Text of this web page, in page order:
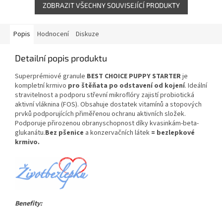
ZOBRAZIT VŠECHNY SOUVISEJÍCÍ PRODUKTY
Popis Hodnocení Diskuze
Detailní popis produktu
Superprémiové granule BEST CHOICE PUPPY STARTERje
kompletní krmivo pro štěňata po odstavení od kojení. Ideální
stravitelnost a podporu střevní mikroflóry zajistí probiotická
aktivní vláknina (FOS). Obsahuje dostatek vitamínů a stopových
prvků podporujících přiměřenou ochranu aktivních složek.
Podporuje přirozenou obranyschopnost díky kvasinkám-beta-
glukanátu.Bez pšenice a konzervačních látek = bezlepkové
krmivo.
Benefity: